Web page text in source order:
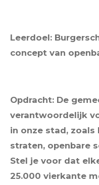
Leerdoel:
concept van
Opdracht: De
verantwoordelijk
in onze stad,
straten, openbare
Stel je voor dat
25.000 vierkante